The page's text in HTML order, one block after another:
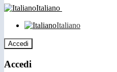
Italiano
Italiano
Accedi
Accedi